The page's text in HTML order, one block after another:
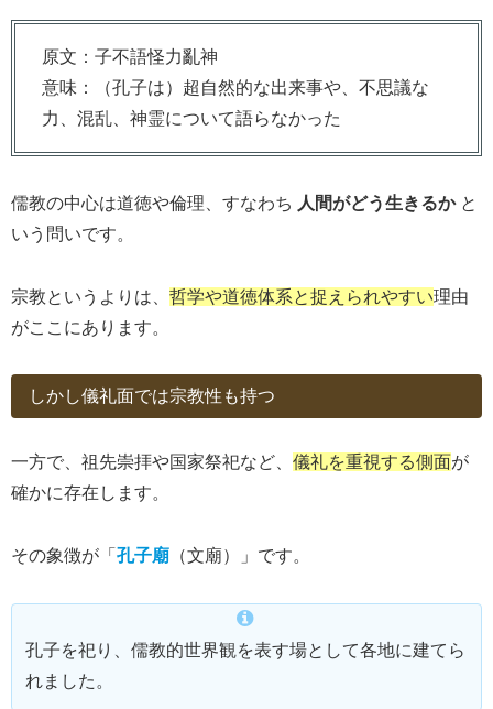
原文：子不語怪力亂神
意味：（孔子は）超自然的な出来事や、不思議な
力、混乱、神霊について語らなかった
儒教の中心は道徳や倫理、すなわち 人間がどう生きるかと
いう問いです。
宗教というよりは、 哲学や道徳体系と捉えられやすい理由
がここにあります。
しかし儀礼面では宗教性も持つ
一方で、祖先崇拝や国家祭祀など、 儀礼を重視する側面が
確かに存在します。
その象徴が「 孔子廟 （文廟）」です。
孔子を祀り、儒教的世界観を表す場として各地に建てら
れました。